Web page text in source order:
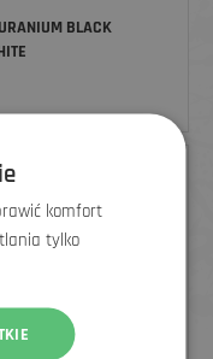
BLACK
komfort
tylko